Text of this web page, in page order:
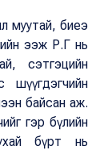
муутай, биеэ
ээж Р.Г нь
сэтгэцийн
шүүгдэгчийн
байсан аж.
гэр бүлийн
бүрт нь